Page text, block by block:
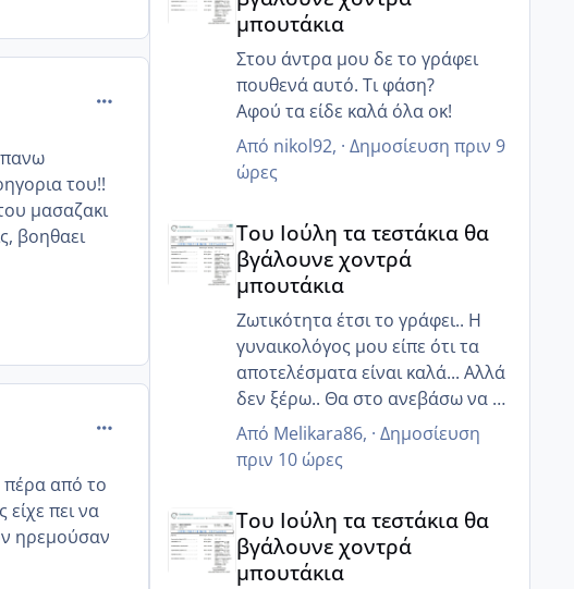
comment_892604
του!!
μασαζακι
βοηθαει
comment_892631
πέρα από το
πει να
ηρεμούσαν
πήγα εχτές παράγγειλα και της
τούρτες τα έχω κανονίσει όλα
περιμένουν πως και πως 😂
μπουτάκια
Στου άντρα μου δε το γράφει
πουθενά αυτό. Τι φάση?
Αφού τα είδε καλά όλα οκ!
Από nikol92, · Δημοσίευση πριν 9
ώρες
Του Ιούλη τα τεστάκια θα
βγάλουνε χοντρά
μπουτάκια
Ζωτικότητα έτσι το γράφει.. Η
γυναικολόγος μου είπε ότι τα
αποτελέσματα είναι καλά... Αλλά
δεν ξέρω.. Θα στο ανεβάσω να το
δεις κ εσύ
Από Melikara86, · Δημοσίευση
πριν 10 ώρες
Του Ιούλη τα τεστάκια θα
βγάλουνε χοντρά
μπουτάκια